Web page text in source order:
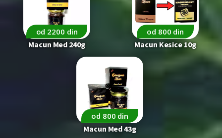
od 2200 din
Macun Med 240g
od 800 din
Macun Kesice 10g
od 800 din
Macun Med 43g